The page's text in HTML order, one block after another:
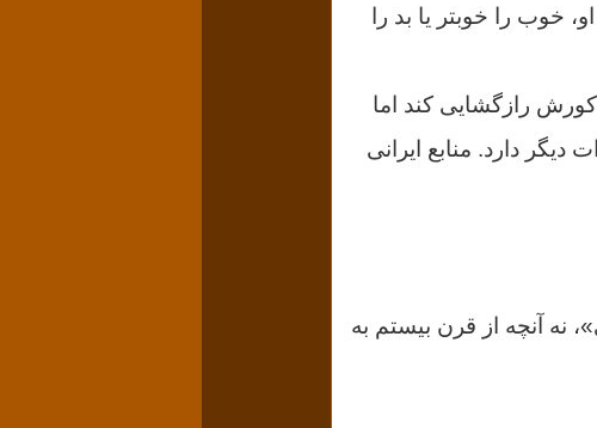
خوب را خوبتر یا بد را
کورش رازگشایی کند اما
دیگر دارد. منابع ایرانی
نه آنچه از قرن بیستم به